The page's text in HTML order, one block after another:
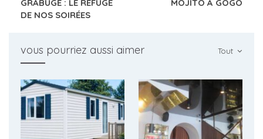
GRABUGE : LE REFUGE
DE NOS SOIRÉES
MOJITO À GOGO
Tout
vous pourriez aussi aimer